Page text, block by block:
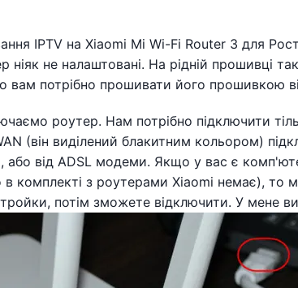
IPTV на Xiaomi Mi Wi-Fi Router 3 для
ніяк не налаштовані. На рідній прошивці
вам потрібно прошивати його прошивкою
роутер. Нам потрібно підключити
(він виділений блакитним кольором)
або від ADSL модеми. Якщо у вас є
комплекті з роутерами Xiaomi немає), то
потім зможете відключити. У мене